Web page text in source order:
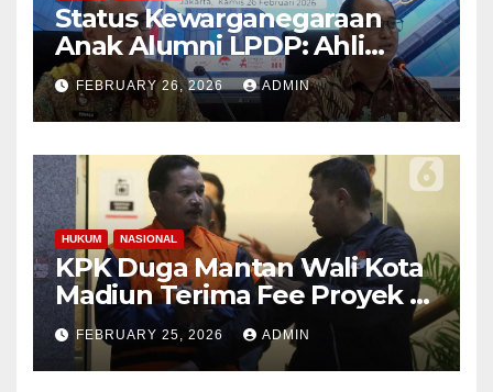
Status Kewarganegaraan
Anak Alumni LPDP: Ahli
Hukum Buka Suara
FEBRUARY 26, 2026 ADMIN
HUKUM NASIONAL
KPK Duga Mantan Wali Kota
Madiun Terima Fee Proyek 4-
10 Persen
FEBRUARY 25, 2026 ADMIN